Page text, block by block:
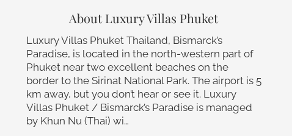
About Luxury Villas Phuket
Luxury Villas Phuket Thailand, Bismarck’s
Paradise, is located in the north-western part of
Phuket near two excellent beaches on the
border to the Sirinat National Park. The airport is 5
km away, but you don’t hear or see it. Luxury
Villas Phuket / Bismarck’s Paradise is managed
by Khun Nu (Thai) wi…